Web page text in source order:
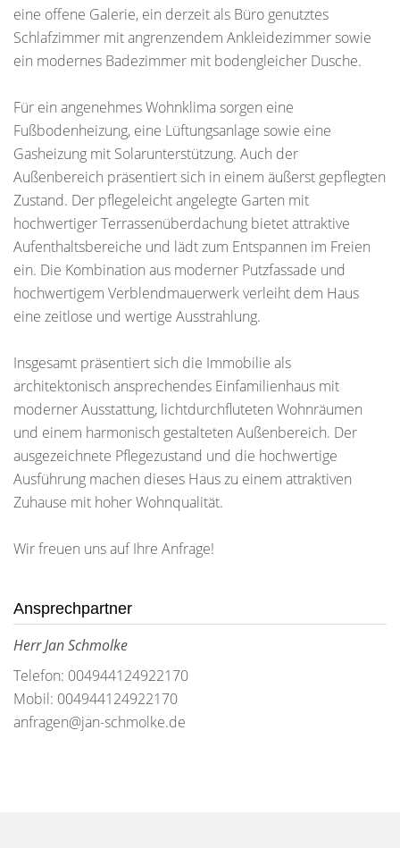
eine offene Galerie, ein derzeit als Büro genutztes
Schlafzimmer mit angrenzendem Ankleidezimmer sowie
ein modernes Badezimmer mit bodengleicher Dusche.
Für ein angenehmes Wohnklima sorgen eine
Fußbodenheizung, eine Lüftungsanlage sowie eine
Gasheizung mit Solarunterstützung. Auch der
Außenbereich präsentiert sich in einem äußerst gepflegten
Zustand. Der pflegeleicht angelegte Garten mit
hochwertiger Terrassenüberdachung bietet attraktive
Aufenthaltsbereiche und lädt zum Entspannen im Freien
ein. Die Kombination aus moderner Putzfassade und
hochwertigem Verblendmauerwerk verleiht dem Haus
eine zeitlose und wertige Ausstrahlung.
Insgesamt präsentiert sich die Immobilie als
architektonisch ansprechendes Einfamilienhaus mit
moderner Ausstattung, lichtdurchfluteten Wohnräumen
und einem harmonisch gestalteten Außenbereich. Der
ausgezeichnete Pflegezustand und die hochwertige
Ausführung machen dieses Haus zu einem attraktiven
Zuhause mit hoher Wohnqualität.
Wir freuen uns auf Ihre Anfrage!
Ansprechpartner
Herr Jan Schmolke
Telefon: 004944124922170
Mobil: 004944124922170
anfragen@jan-schmolke.de